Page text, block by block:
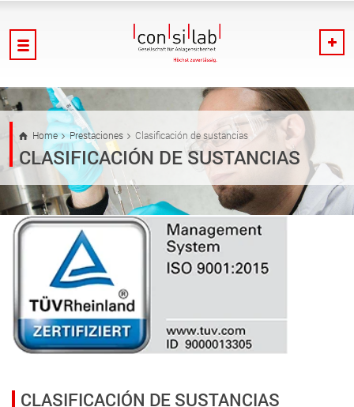
Home Prestaciones Clasificación de sustancias
CLASIFICACIÓN DE SUSTANCIAS
CLASIFICACIÓN DE SUSTANCIAS